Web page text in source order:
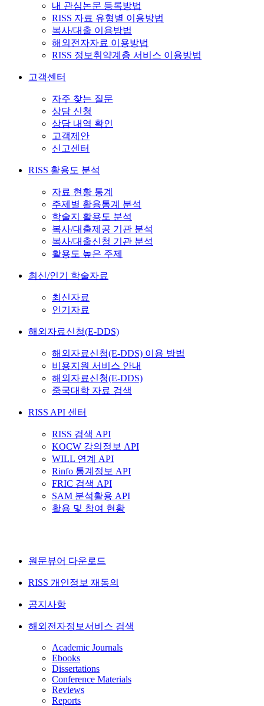
내 관심논문 등록방법
RISS 자료 유형별 이용방법
복사/대출 이용방법
해외전자자료 이용방법
RISS 정보취약계층 서비스 이용방법
고객센터
자주 찾는 질문
상담 신청
상담 내역 확인
고객제안
신고센터
RISS 활용도 분석
자료 현황 통계
주제별 활용통계 분석
학술지 활용도 분석
복사/대출제공 기관 분석
복사/대출신청 기관 분석
활용도 높은 주제
최신/인기 학술자료
최신자료
인기자료
해외자료신청(E-DDS)
해외자료신청(E-DDS) 이용 방법
비용지원 서비스 안내
해외자료신청(E-DDS)
중국대학 자료 검색
RISS API 센터
RISS 검색 API
KOCW 강의정보 API
WILL 연계 API
Rinfo 통계정보 API
FRIC 검색 API
SAM 분석활용 API
활용 및 참여 현황
원문뷰어 다운로드
RISS 개인정보 재동의
공지사항
해외전자정보서비스 검색
Academic Journals
Ebooks
Dissertations
Conference Materials
Reviews
Reports